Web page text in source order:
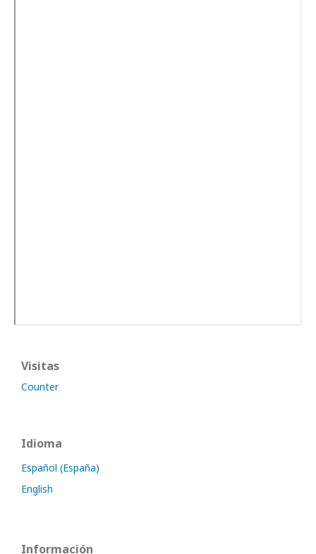
Visitas
Counter
Idioma
Español (España)
English
Información